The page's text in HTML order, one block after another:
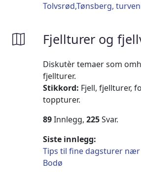
Tolvsrød,Tønsberg,
Fjellturer og
Diskutèr temaer som
fjellturer.
Stikkord: Fjell, fjellturer,
toppturer.
89Innlegg, 225Svar.
Siste innlegg:
Tips til fine dagsturer nær
Bodø